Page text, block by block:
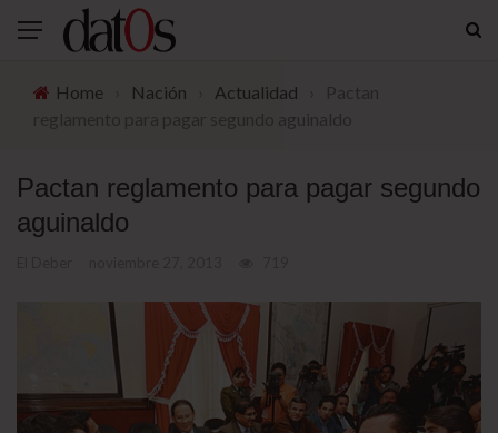
Home Nación Actualidad
Pactan reglamento para pagar segundo
aguinaldo